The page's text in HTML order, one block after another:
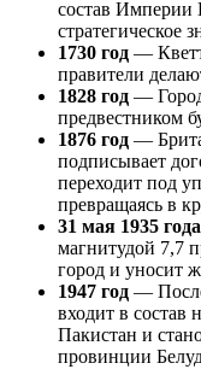
состав Империи
стратегическое
1730 год —
правители
1828 год —
предвестником
1876 год —
подписывает
переходит под
превращаясь в
31 мая 1935 года
магнитудой 7,7
город и уносит
1947 год —
входит в состав
Пакистан и
провинции